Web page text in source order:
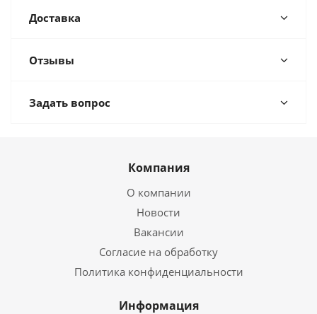
Доставка
Отзывы
Задать вопрос
Компания
О компании
Новости
Вакансии
Согласие на обработку
Политика конфиденциальности
Информация